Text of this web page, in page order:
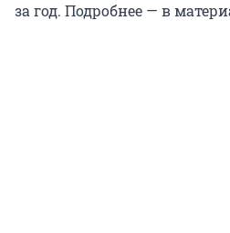
за год. Подробнее — в